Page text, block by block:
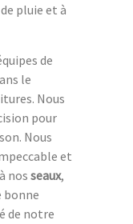
pluie et à
de
le
Nous
pour
Nous
et
nos seaux,
bonne
de notre